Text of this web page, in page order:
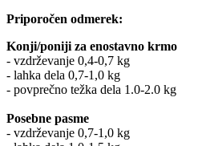
Priporočen odmerek:
Konji/poniji za enostavno krmo
- vzdrževanje 0,4-0,7 kg
- lahka dela 0,7-1,0 kg
- povprečno težka dela 1.0-2.0 kg
Posebne pasme
- vzdrževanje 0,7-1,0 kg